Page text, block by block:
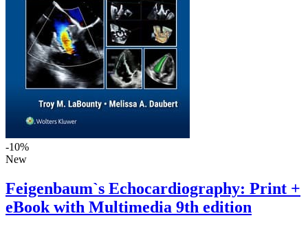
-10%
New
Feigenbaum`s Echocardiography: Print +
eBook with Multimedia 9th edition